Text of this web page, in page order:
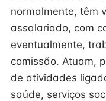
normalmente, têm
assalariado, com
eventualmente,
comissão. Atuam,
de atividades
saúde, serviços